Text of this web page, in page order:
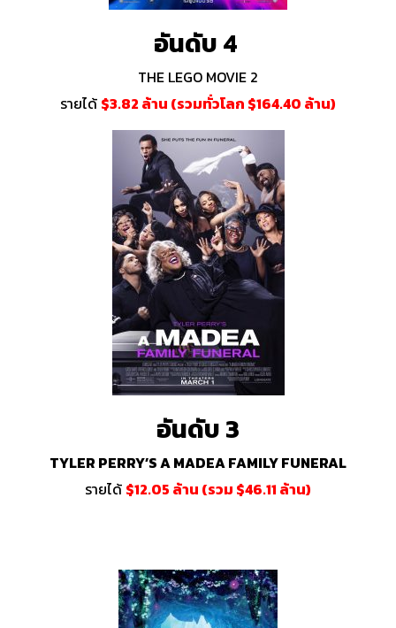
อันดับ 4
THE LEGO MOVIE 2
รายได้ $3.82 ล้าน (รวมทั่วโลก $164.40 ล้าน)
อันดับ 3
TYLER PERRY’S A MADEA FAMILY FUNERAL
รายได้ $12.05 ล้าน (รวม $46.11 ล้าน)